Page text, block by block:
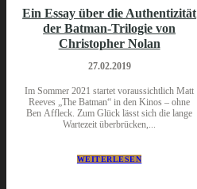
Ein Essay über die Authentizität
der Batman-Trilogie von
Christopher Nolan
27.02.2019
Im Sommer 2021 startet voraussichtlich Matt
Reeves „The Batman“ in den Kinos – ohne
Ben Affleck. Zum Glück lässt sich die lange
Wartezeit überbrücken,...
WEITERLESEN